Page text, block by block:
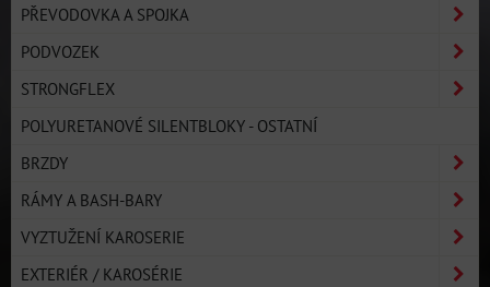
PŘEVODOVKA A SPOJKA
PODVOZEK
STRONGFLEX
POLYURETANOVÉ SILENTBLOKY - OSTATNÍ
BRZDY
RÁMY A BASH-BARY
VYZTUŽENÍ KAROSERIE
EXTERIÉR / KAROSÉRIE